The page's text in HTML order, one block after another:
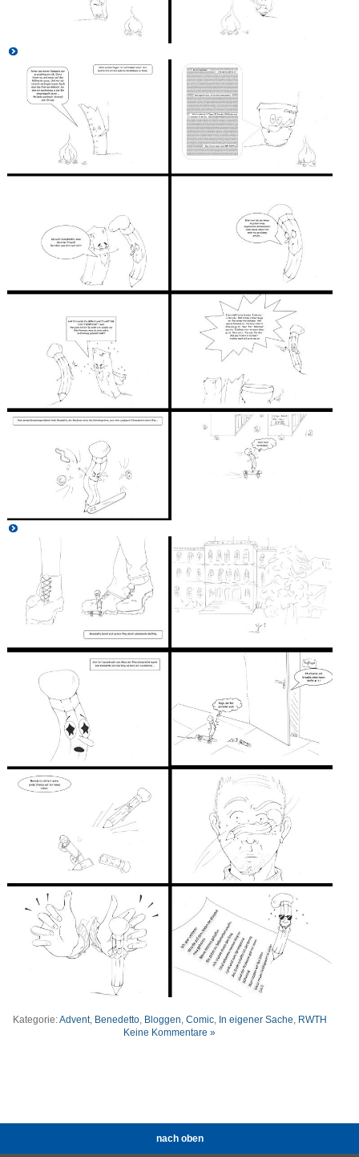
Kategorie:Advent, Benedetto, Bloggen, Comic, In eigener Sache, RWTH
Keine Kommentare »
nach oben